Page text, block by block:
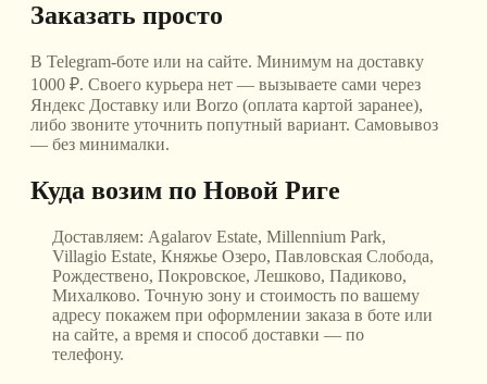
Заказать просто
В Telegram-боте или на сайте. Минимум на доставку
1000 ₽. Своего курьера нет — вызываете сами через
Яндекс Доставку или Borzo (оплата картой заранее),
либо звоните уточнить попутный вариант. Самовывоз
— без минималки.
Куда возим по Новой Риге
Доставляем: Agalarov Estate, Millennium Park,
Villagio Estate, Княжье Озеро, Павловская Слобода,
Рождествено, Покровское, Лешково, Падиково,
Михалково. Точную зону и стоимость по вашему
адресу покажем при оформлении заказа в боте или
на сайте, а время и способ доставки — по
телефону.